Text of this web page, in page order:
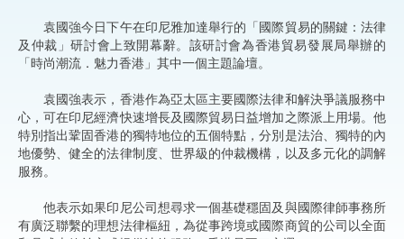
袁國強今日下午在印尼雅加達舉行的「國際貿易的關鍵：法律
及仲裁」研討會上致開幕辭。該研討會為香港貿易發展局舉辦的
「時尚潮流．魅力香港」其中一個主題論壇。
袁國強表示，香港作為亞太區主要國際法律和解決爭議服務中
心，可在印尼經濟快速增長及國際貿易日益增加之際派上用場。他
特別指出鞏固香港的獨特地位的五個特點，分別是法治、獨特的內
地優勢、健全的法律制度、世界級的仲裁機構，以及多元化的調解
服務。
他表示如果印尼公司想尋求一個基礎穩固及與國際律師事務所
有廣泛聯繫的理想法律樞紐，為從事跨境或國際商貿的公司以全面